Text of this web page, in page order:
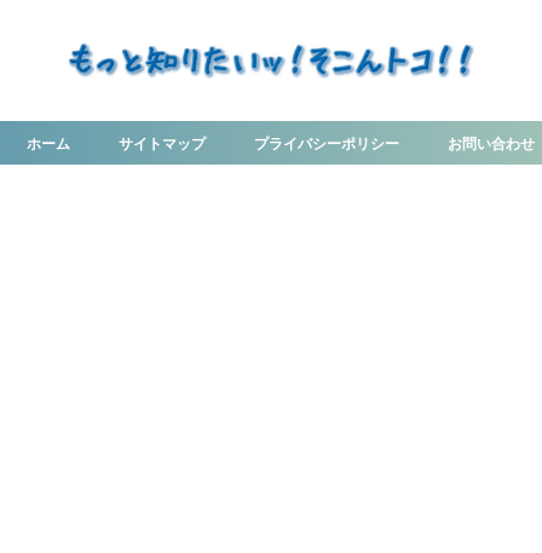
ホーム サイトマップ プライバシーポリシー お問い合わせ